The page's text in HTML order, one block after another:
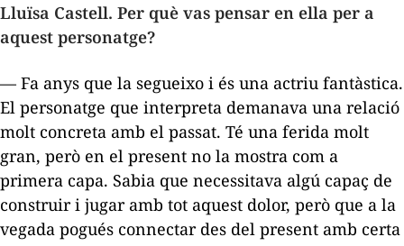
Lluïsa Castell. Per què vas pensar en ella per a
aquest personatge?
— Fa anys que la segueixo i és una actriu fantàstica.
El personatge que interpreta demanava una relació
molt concreta amb el passat. Té una ferida molt
gran, però en el present no la mostra com a
primera capa. Sabia que necessitava algú capaç de
construir i jugar amb tot aquest dolor, però que a la
vegada pogués connectar des del present amb certa